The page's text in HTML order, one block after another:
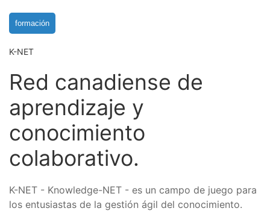
formación
K-NET
Red canadiense de
aprendizaje y
conocimiento
colaborativo.
K-NET - Knowledge-NET - es un campo de juego para
los entusiastas de la gestión ágil del conocimiento.